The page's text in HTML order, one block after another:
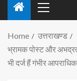
Home
उत्तराखण्ड
भ्रामक पोस्ट और
भी दर्ज हैं गंभीर